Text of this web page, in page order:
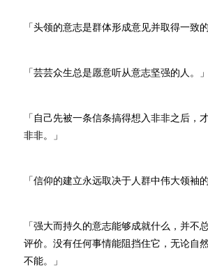
「头领的意志是群体形成意见并取得一致
「芸芸众生总是愿意听从意志坚强的人。」
「自己先被一条信条搞得想入非非之后，
非非。」
「信仰的建立永远取决于人群中伟大领袖
「强大而持久的意志能够成就什么，并不
评价。没有任何事情能阻挡住它，无论自
不能。」